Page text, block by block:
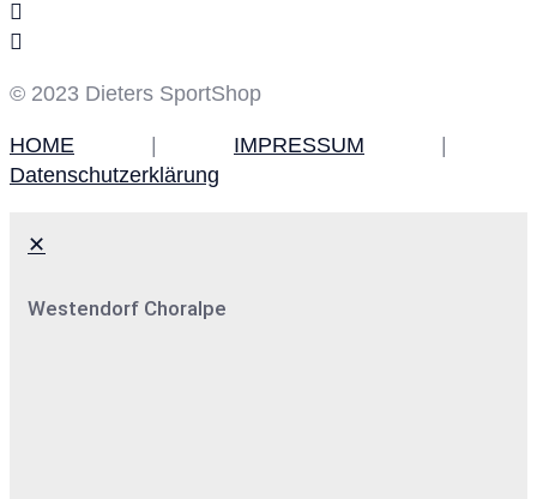
© 2023 Dieters SportShop
HOME IMPRESSUM
Datenschutzerklärung
✕
Westendorf Choralpe